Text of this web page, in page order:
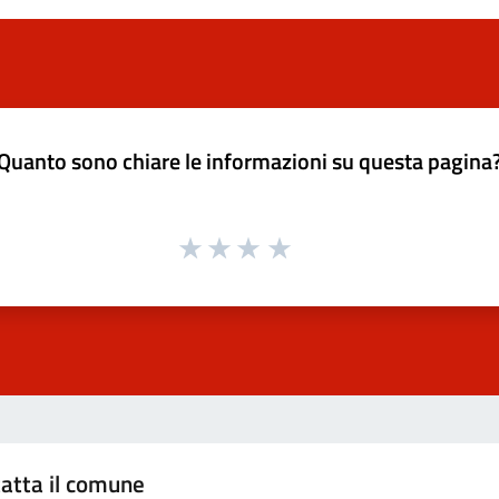
sono chiare le informazioni su questa
il comune